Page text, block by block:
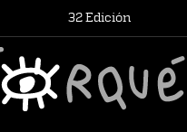
32 Edición